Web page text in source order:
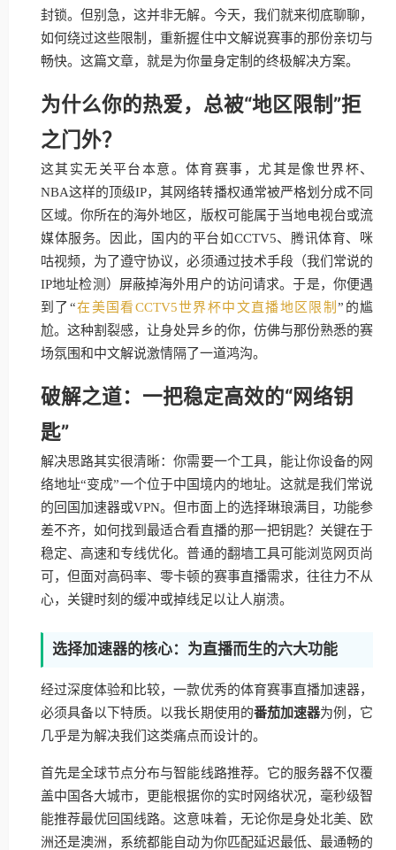
封锁。但别急，这并非无解。今天，我们就来彻底聊聊，
如何绕过这些限制，重新握住中文解说赛事的那份亲切与
畅快。这篇文章，就是为你量身定制的终极解决方案。
为什么你的热爱，总被“地区限制”拒
之门外？
这其实无关平台本意。体育赛事，尤其是像世界杯、
NBA这样的顶级IP，其网络转播权通常被严格划分成不同
区域。你所在的海外地区，版权可能属于当地电视台或流
媒体服务。因此，国内的平台如CCTV5、腾讯体育、咪
咕视频，为了遵守协议，必须通过技术手段（我们常说的
IP地址检测）屏蔽掉海外用户的访问请求。于是，你便遇
到了“在美国看CCTV5世界杯中文直播地区限制”的尴
尬。这种割裂感，让身处异乡的你，仿佛与那份熟悉的赛
场氛围和中文解说激情隔了一道鸿沟。
破解之道：一把稳定高效的“网络钥
匙”
解决思路其实很清晰：你需要一个工具，能让你设备的网
络地址“变成”一个位于中国境内的地址。这就是我们常说
的回国加速器或VPN。但市面上的选择琳琅满目，功能参
差不齐，如何找到最适合看直播的那一把钥匙？关键在于
稳定、高速和专线优化。普通的翻墙工具可能浏览网页尚
可，但面对高码率、零卡顿的赛事直播需求，往往力不从
心，关键时刻的缓冲或掉线足以让人崩溃。
选择加速器的核心：为直播而生的六大功能
经过深度体验和比较，一款优秀的体育赛事直播加速器，
必须具备以下特质。以我长期使用的番茄加速器为例，它
几乎是为解决我们这类痛点而设计的。
首先是全球节点分布与智能线路推荐。它的服务器不仅覆
盖中国各大城市，更能根据你的实时网络状况，毫秒级智
能推荐最优回国线路。这意味着，无论你是身处北美、欧
洲还是澳洲，系统都能自动为你匹配延迟最低、最通畅的